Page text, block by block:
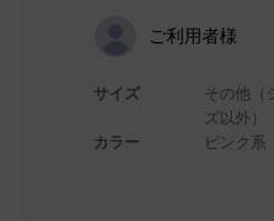
ご利用者様
サイズ
カラー
その他（
ズ以外）
ピンク系